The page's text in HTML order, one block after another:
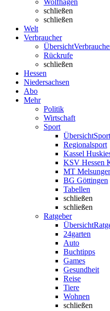
Wolfhagen
schließen
schließen
Welt
Verbraucher
Übersicht
Rückrufe
schließen
Hessen
Niedersachsen
Abo
Mehr
Politik
Wirtschaft
Sport
ÜbersichtSport
Regionalsport
Kassel
KSV Hessen
MT
BG Göttingen
Tabellen
schließen
schließen
Ratgeber
Übersicht
24garten
Auto
Buchtipps
Games
Gesundheit
Reise
Tiere
Wohnen
schließen